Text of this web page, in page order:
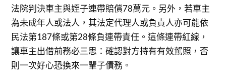
法院判決車主與姪子連帶賠償78萬元。另外，若車主
為未成年人或法人，其法定代理人或負責人亦可能依
民法第187條或第28條負連帶責任。這條連帶紅線，
讓車主出借前務必三思：確認對方持有有效駕照，否
則一次好心恐換來一輩子債務。